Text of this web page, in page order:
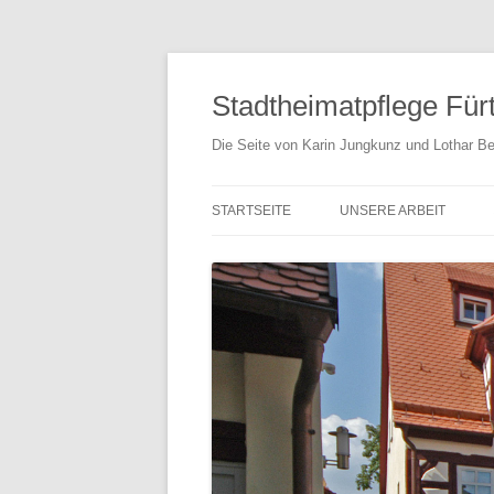
Stadtheimatpflege
Die Seite von Karin Jungkunz und Lothar
STARTSEITE UNSERE ARBEIT